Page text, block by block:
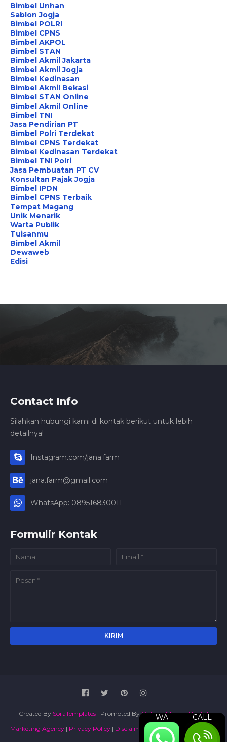
WA CALL
Bimbel Unhan
Sablon Jogja
Bimbel POLRI
Bimbel CPNS
Bimbel AKPOL
Bimbel STAN
Bimbel Akmil Jakarta
Bimbel Akmil Jogja
Bimbel Kedinasan
Bimbel Akmil Bekasi
Bimbel STAN Online
Bimbel Akmil Online
Bimbel TNI
Jasa Pendirian PT
Bimbel Polri Terdekat
Bimbel CPNS Terdekat
Bimbel Kedinasan Terdekat
Bimbel TNI Polri
Jasa Pembuatan PT CV
Konsultan Pajak Jogja
Bimbel IPDN
Bimbel CPNS Terbaik
Tempat Magang
Unik Menarik
Warta Publik
Tuisanmu
Bimbel Akmil
Dewaweb
Edisi
Contact Info
Silahkan hubungi kami di kontak berikut untuk lebih
detailnya!
Instagram.com/jana.farm
jana.farm@gmail.com
WhatsApp: 089516830011
Formulir Kontak
Created By SoraTemplates | Promoted ByMaboor Media - Digital
Marketing Agency | Privacy Policy | Disclaimer Terms and Conditions|